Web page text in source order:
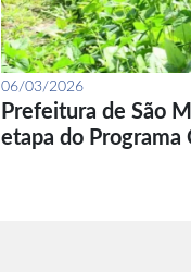
06/03/2026
Prefeitura de São
etapa do Programa